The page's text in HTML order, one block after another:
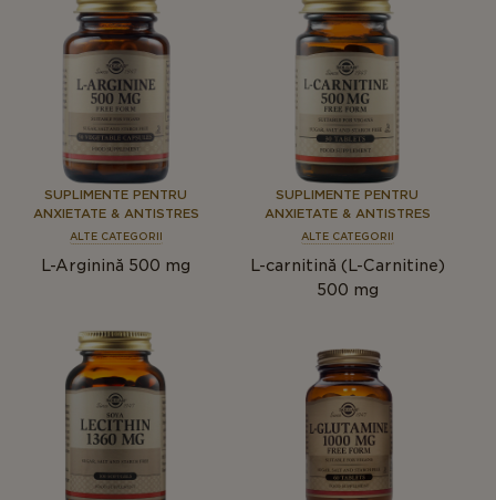
SUPLIMENTE PENTRU
ANXIETATE & ANTISTRES
ALTE CATEGORII
L-Arginină 500 mg
SUPLIMENTE PENTRU
ANXIETATE & ANTISTRES
ALTE CATEGORII
L-carnitină (L-Carnitine)
500 mg